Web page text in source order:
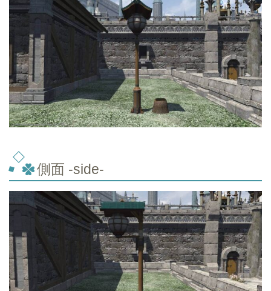
側面 -side-